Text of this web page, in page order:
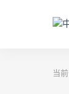
当前